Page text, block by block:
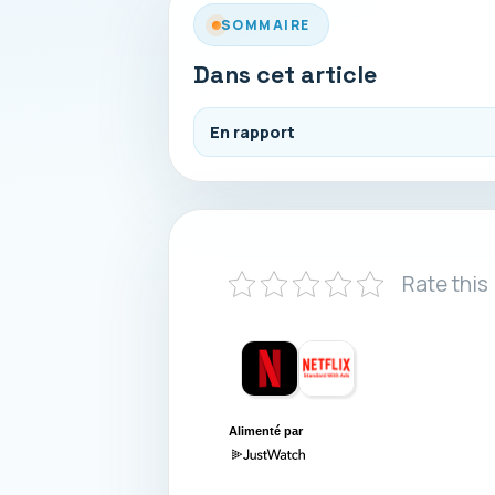
SOMMAIRE
Dans cet article
En rapport
Rate
Alimenté par